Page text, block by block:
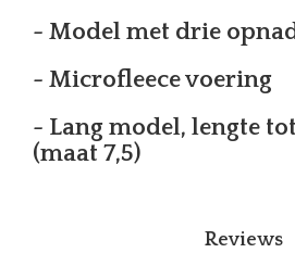
- Model met drie
- Microfleece voering
- Lang model, lengte
(maat 7,5)
Reviews